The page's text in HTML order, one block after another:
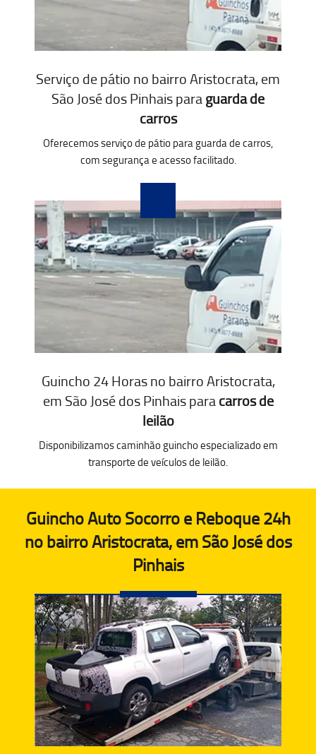
Serviço de pátio no bairro Aristocrata, em
São José dos Pinhais paraguarda de
carros
Oferecemos serviço de pátio para guarda de carros,
com segurança e acesso facilitado.
Guincho 24 Horas no bairro Aristocrata,
em São José dos Pinhais paracarros de
leilão
Disponibilizamos caminhão guincho especializado em
transporte de veículos de leilão.
Guincho Auto Socorro e Reboque 24h
no bairro Aristocrata, em São José dos
Pinhais